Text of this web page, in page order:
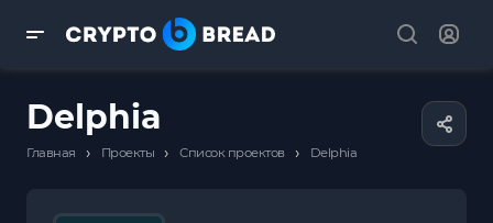
Delphia
Главная › Проекты › Список проектов › Delphia